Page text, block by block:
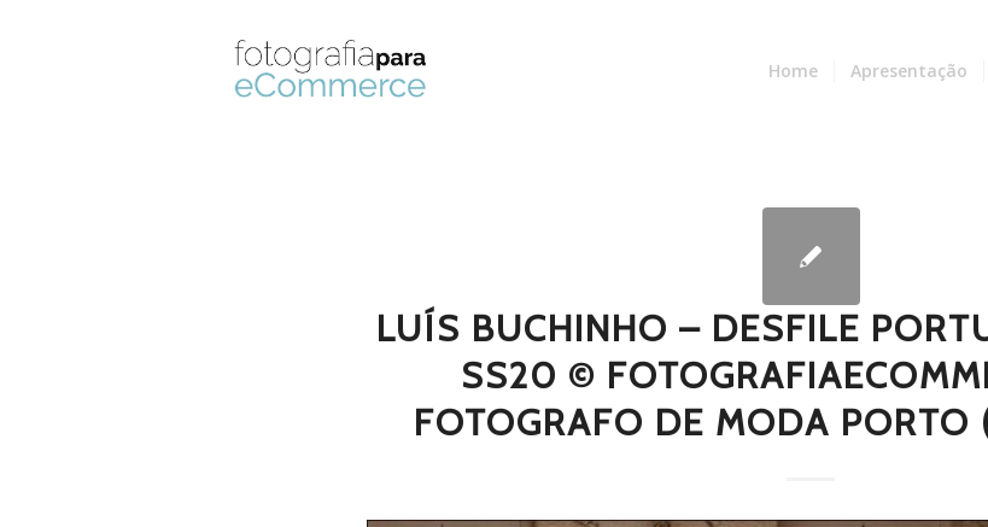
Home Apresentação
LUÍS BUCHINHO – DESFILE
SS20 ©
FOTOGRAFO DE MODA PORTO